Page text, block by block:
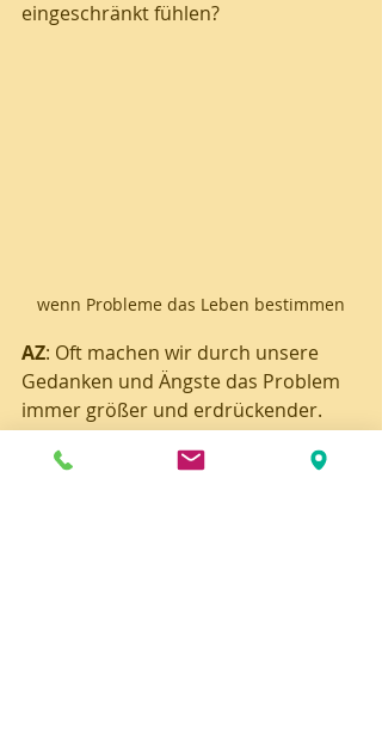
eingeschränkt fühlen?
wenn Probleme das Leben bestimmen
AZ: Oft machen wir durch unsere
Gedanken und Ängste das Problem
immer größer und erdrückender.
Daher ist mein Rat, sich frühzeitig
Hilfe zu holen (Freunde, Bekannte,